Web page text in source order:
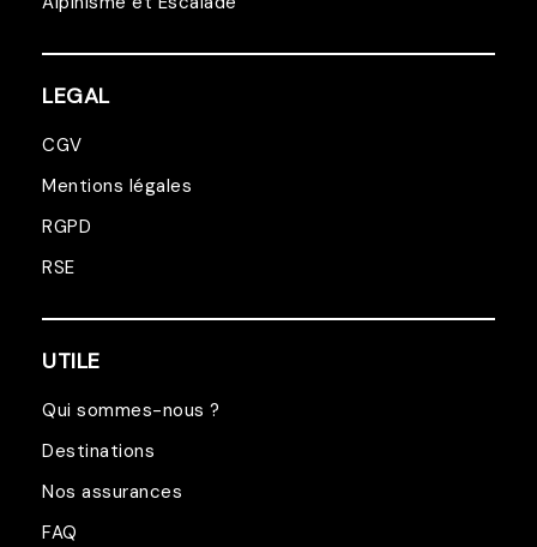
LEGAL
CGV
Mentions légales
RGPD
RSE
UTILE
Qui sommes-nous ?
Destinations
Nos assurances
FAQ